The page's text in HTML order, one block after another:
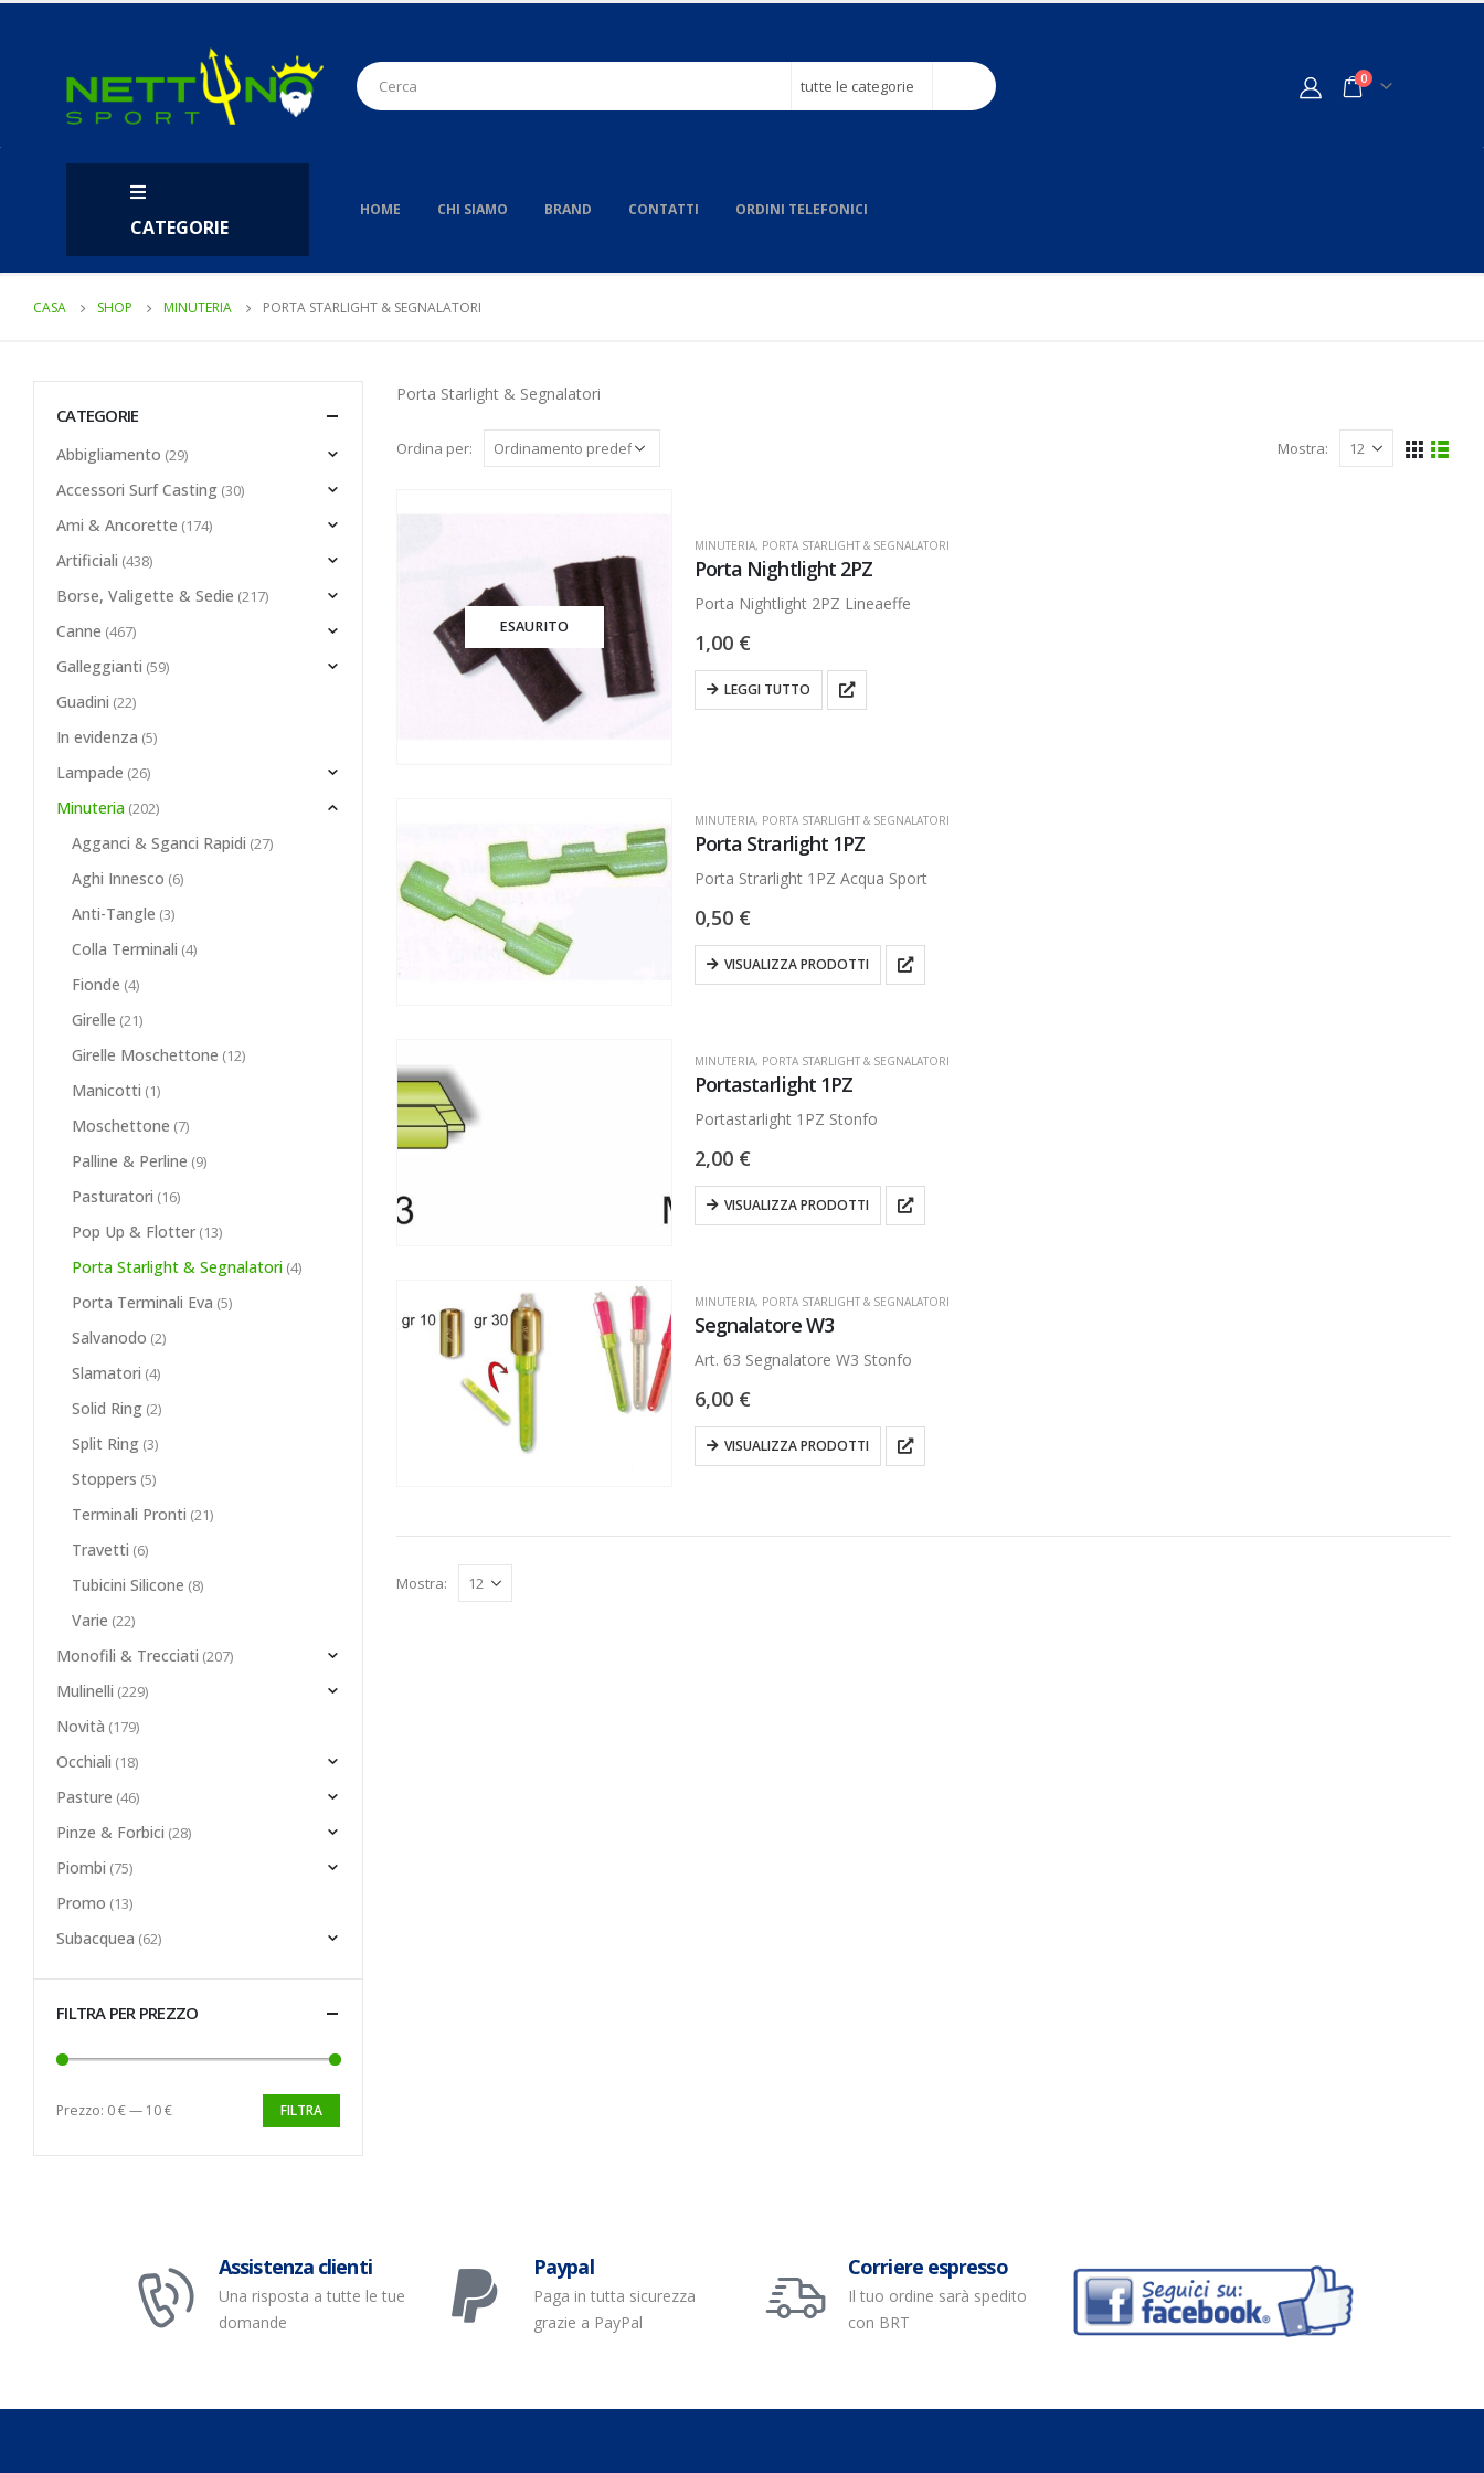
tutte le categorie 0
CATEGORIE
HOME CHI SIAMO BRAND CONTATTI ORDINI TELEFONICI
CASA SHOP MINUTERIA PORTA STARLIGHT & SEGNALATORI
Porta Starlight & Segnalatori
Ordina per: Mostra:
ESAURITO
MINUTERIA, PORTA STARLIGHT & SEGNALATORI
Porta Nightlight 2PZ
Porta Nightlight 2PZ Lineaeffe
1,00 €
LEGGI TUTTO
MINUTERIA, PORTA STARLIGHT & SEGNALATORI
Porta Strarlight 1PZ
Porta Strarlight 1PZ Acqua Sport
0,50 €
VISUALIZZA PRODOTTI
MINUTERIA, PORTA STARLIGHT & SEGNALATORI
Portastarlight 1PZ
Portastarlight 1PZ Stonfo
2,00 €
VISUALIZZA PRODOTTI
MINUTERIA, PORTA STARLIGHT & SEGNALATORI
Segnalatore W3
Art. 63 Segnalatore W3 Stonfo
6,00 €
VISUALIZZA PRODOTTI
Mostra:
CATEGORIE
Abbigliamento (29)
Accessori Surf Casting (30)
Ami & Ancorette (174)
Artificiali (438)
Borse, Valigette & Sedie (217)
Canne (467)
Galleggianti (59)
Guadini (22)
In evidenza (5)
Lampade (26)
Minuteria (202)
Agganci & Sganci Rapidi (27)
Aghi Innesco (6)
Anti-Tangle (3)
Colla Terminali (4)
Fionde (4)
Girelle (21)
Girelle Moschettone (12)
Manicotti (1)
Moschettone (7)
Palline & Perline (9)
Pasturatori (16)
Pop Up & Flotter (13)
Porta Starlight & Segnalatori (4)
Porta Terminali Eva (5)
Salvanodo (2)
Slamatori (4)
Solid Ring (2)
Split Ring (3)
Stoppers (5)
Terminali Pronti (21)
Travetti (6)
Tubicini Silicone (8)
Varie (22)
Monofili & Trecciati (207)
Mulinelli (229)
Novità (179)
Occhiali (18)
Pasture (46)
Pinze & Forbici (28)
Piombi (75)
Promo (13)
Subacquea (62)
FILTRA PER PREZZO
FILTRA
Prezzo: 0 €— 10 €
Assistenza clienti
Una risposta a tutte le tue
domande
Paypal
Paga in tutta sicurezza
grazie a PayPal
Corriere espresso
Il tuo ordine sarà spedito
con BRT